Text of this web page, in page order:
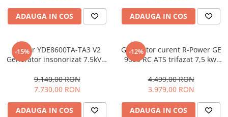
acumulator Detoolz FLEXI POWER
Slefuitoare cu acumulator Detoolz
Generatoare electrice
Accesorii generatoare
Automatizari generatoare
Generatoare digitale
ADAUGA IN COS ADAUGA IN COS
-15%
Stager YDE8600TA-TA3 V2
Generator insonorizat 7.5kVA,
electrica
9.140,00 RON
7.730,00 RON
ADAUGA IN COS
-12%
Generator curent R-Power GE
9000 RC ATS trifazat 7,5 kw,
telecomanda cu automatizare
4.499,00 RON
3.979,00 RON
ADAUGA IN COS